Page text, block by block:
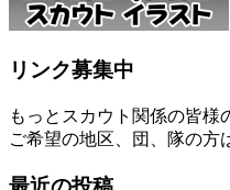
リンク募集中
もっとスカウト関係の皆様
ご希望の地区、団、隊の方